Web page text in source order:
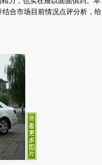
合市场目前情况点评分析，给